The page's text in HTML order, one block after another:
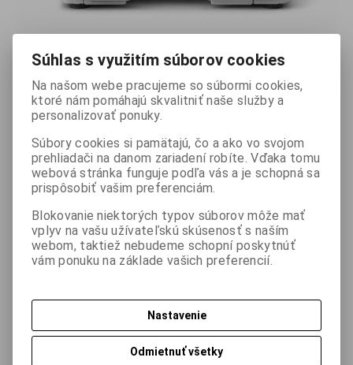
EAN: 5031713074373 Výrobca:OKI
OKI C651dn led 35 ČB / 35 Far.strán A4 / min. RAM 1 GB,
USB, sieťová karta 10/100/1000, PCL6
618,32 € (Cena bez DPH502,70 € )


Porovnať Pridať k obľúbeným Tlač
Záruka (mesiacov):12 Part No.:09006249
Súhlas s využitím súborov cookies
Na našom webe pracujeme so súbormi cookies,
ktoré nám pomáhajú skvalitniť naše služby a
personalizovať ponuky.
Súbory cookies si pamätajú, čo a ako vo svojom
prehliadači na danom zariadení robíte. Vďaka tomu
webová stránka funguje podľa vás a je schopná sa
prispôsobiť vašim preferenciám.
Blokovanie niektorých typov súborov môže mať
vplyv na vašu užívateľskú skúsenosť s naším
webom, taktiež nebudeme schopní poskytnúť
vám ponuku na základe vašich preferencií.
Nastavenie
Odmietnuť všetky